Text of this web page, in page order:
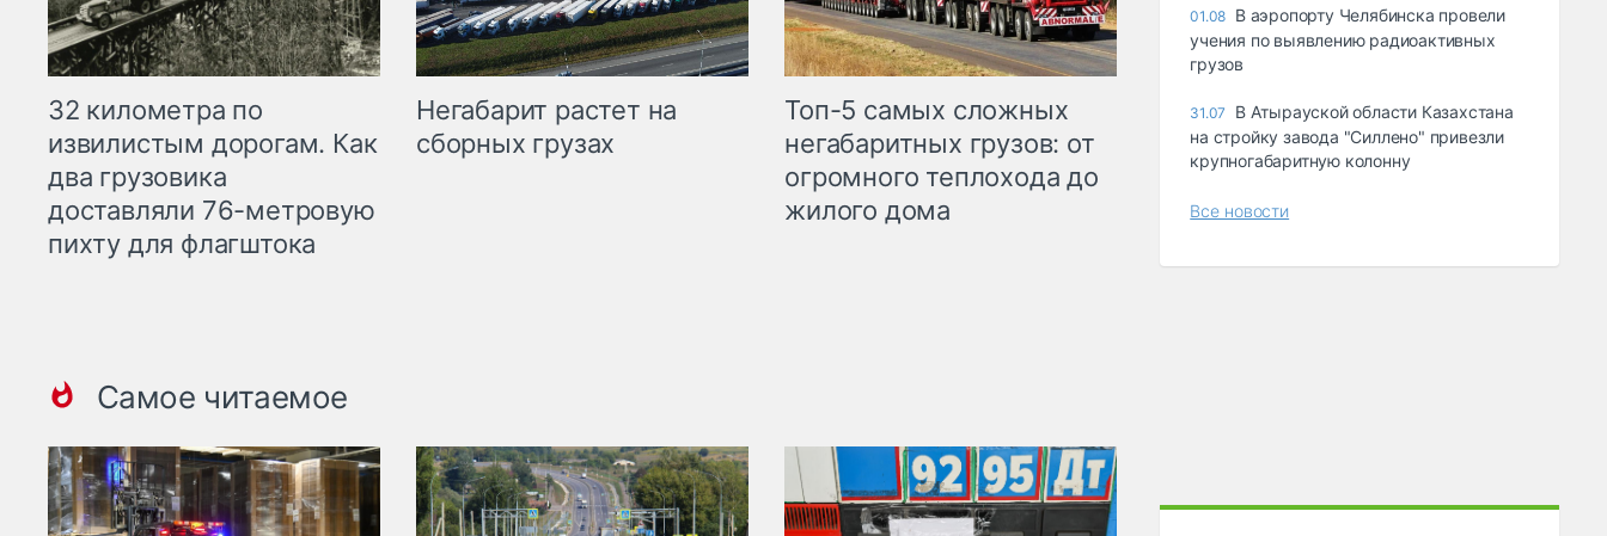
32 километра по
извилистым дорогам. Как
два грузовика
доставляли 76-метровую
пихту для флагштока
Негабарит растет на
сборных грузах
Топ-5 самых сложных
негабаритных грузов: от
огромного теплохода до
жилого дома
Самое читаемое
01.08 В аэропорту Челябинска провели
учения по выявлению радиоактивных
грузов
31.07
В Атырауской области Казахстана
на стройку завода "Силлено" привезли
крупногабаритную колонну
Все новости